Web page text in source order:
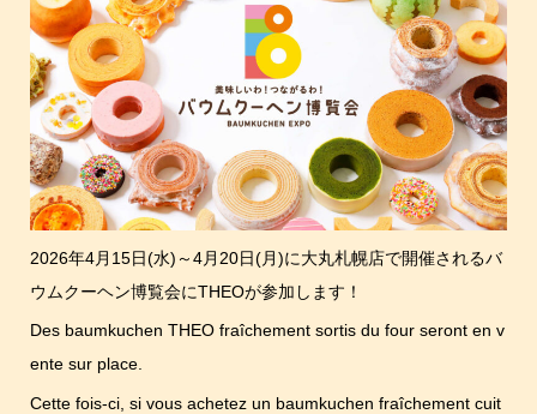
2026年4月15日(水)～4月20日(月)に大丸札幌店で開催されるバ
ウムクーヘン博覧会にTHEOが参加します！
Des baumkuchen THEO fraîchement sortis du four seront en v
ente sur place.
Cette fois-ci, si vous achetez un baumkuchen fraîchement cuit